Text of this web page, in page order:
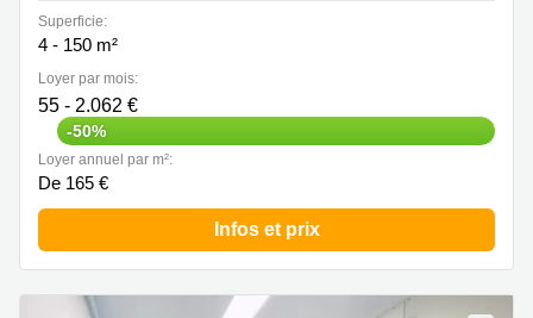
Superficie:
4 - 150 m²
Loyer par mois:
55 - 2.062 €
-50%
Loyer annuel par m²:
De 165 €
Infos et prix